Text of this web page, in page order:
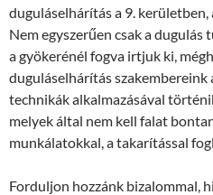
duguláselhárítás a 9. kerületben,
Nem egyszerűen csak a
a gyökerénél fogva irtjuk ki,
duguláselhárítás szakembereink
technikák alkalmazásával
melyek által nem kell falat
munkálatokkal, a takarítással
Forduljon hozzánk bizalommal,